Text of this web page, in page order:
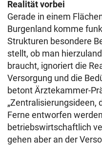
Realität vorbei
Gerade in einem
Burgenland komme
Strukturen besondere
stellt, ob man
braucht, ignoriert die
Versorgung und die
betont Ärztekammer-
„Zentralisierungsideen,
Ferne entworfen
betriebswirtschaftlich
gehen aber an der